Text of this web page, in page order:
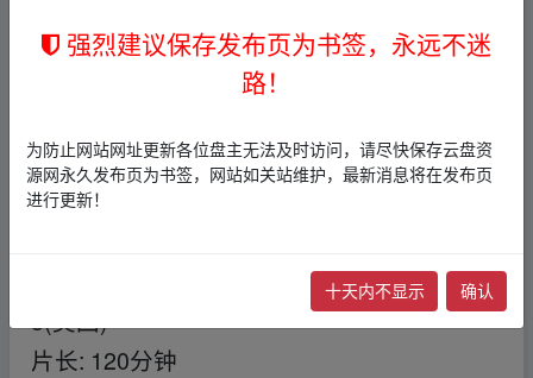
主演: 尼尔·泰格·弗莉 / 托菲克·巴霍姆 / 索尼娅
·布拉加 / 拉尔夫·伊内森 / 比尔·奈伊 / 更多...
制片国家/地区: 美国 / 意大利 / 塞尔维亚 / 加
拿大
上映日期: 2024-04-03(中国台湾) / 2024-04-0
5(美国)
片长: 120分钟
强烈建议保存发布页为书签，永远不迷
路！
为防止网站网址更新各位盘主无法及时访问，请尽快保存云盘资
源网永久发布页为书签，网站如关站维护，最新消息将在发布页
进行更新！
十天内不显示 确认